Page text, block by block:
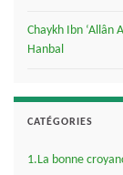
Chaykh Ibn ‘Allân
Hanbal
CATÉGORIES
1.La bonne